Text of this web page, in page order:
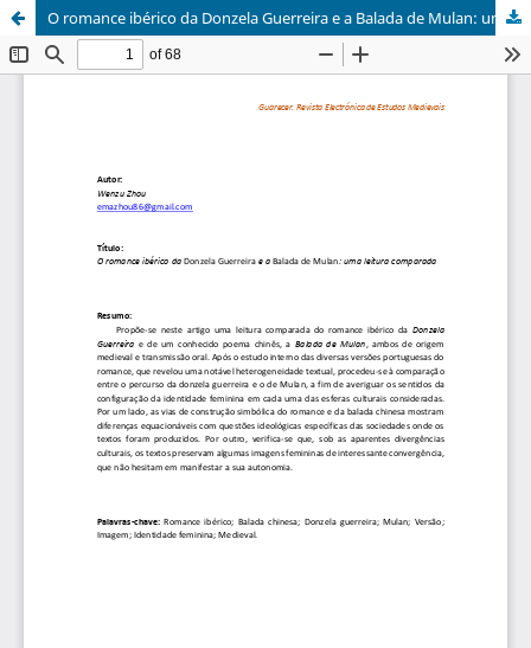
O romance ibérico da Donzela Guerreira e a Balada de Mulan: uma leitura comparada